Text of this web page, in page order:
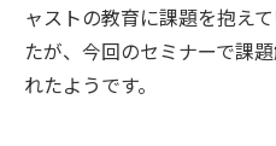
ャストの教育に課題を抱え
たが、今回のセミナーで課
れたようです。